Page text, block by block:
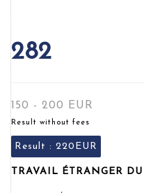
282
150 - 200 EUR
Result without fees
Result : 220EUR
TRAVAIL ÉTRANGER